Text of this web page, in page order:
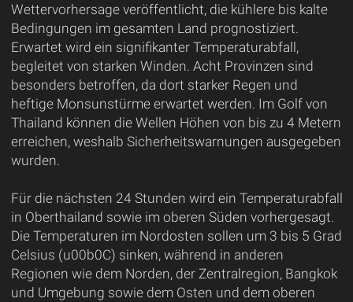
Wettervorhersage veröffentlicht, die kühlere bis kalte
Bedingungen im gesamten Land prognostiziert.
Erwartet wird ein signifikanter Temperaturabfall,
begleitet von starken Winden. Acht Provinzen sind
besonders betroffen, da dort starker Regen und
heftige Monsunstürme erwartet werden. Im Golf von
Thailand können die Wellen Höhen von bis zu 4 Metern
erreichen, weshalb Sicherheitswarnungen ausgegeben
wurden.
Für die nächsten 24 Stunden wird ein Temperaturabfall
in Oberthailand sowie im oberen Süden vorhergesagt.
Die Temperaturen im Nordosten sollen um 3 bis 5 Grad
Celsius (u00b0C) sinken, während in anderen
Regionen wie dem Norden, der Zentralregion, Bangkok
und Umgebung sowie dem Osten und dem oberen